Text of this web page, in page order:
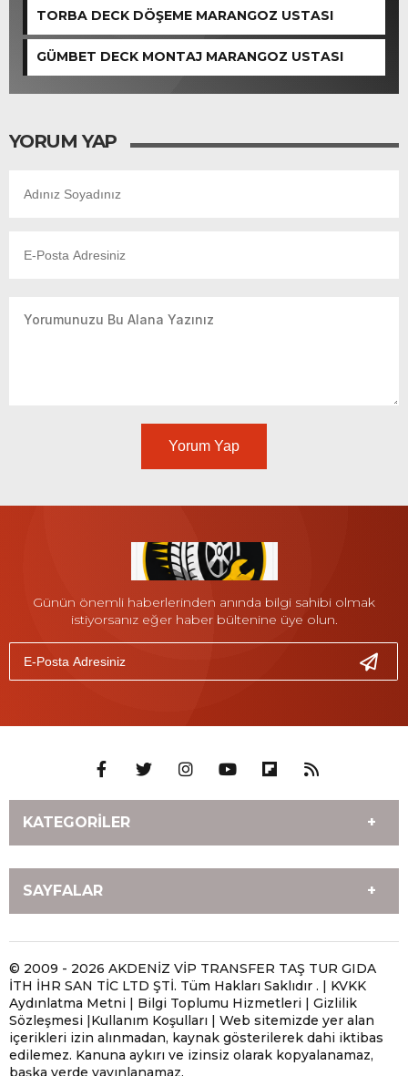
TORBA DECK DÖŞEME MARANGOZ USTASI
GÜMBET DECK MONTAJ MARANGOZ USTASI
YORUM YAP
Yorum Yap
Günün önemli haberlerinden anında bilgi sahibi olmak
istiyorsanız eğer haber bültenine üye olun.
KATEGORİLER
HİZMETLERİMİZ
ANTALYA MOBİL LASTİKÇİ
İLETİŞİM
Değişimi
Antalya Oto ve Motosiklet
Lastik Yol Yardım
Antalya Gezici Lastikçi |
Mobil Lastik Servisi
Ayağınıza Gelsin
Antalya En Yakın Lastikçi |
Size En Yakın Mobil Lastik
Servisi
Antalya Hava Kaçıran
Lastik Tamiri | Mobil
SAYFALAR
Antalya Çivi Batan Lastik
Tamiri | Mobil Lastikçi ile
Yerinde Onarım
Antalya Patlak Lastik
Tamiri | Mobil Lastik
Tamir Hizmeti
Antalya Acil Lastikçi |
Yerinde Mobil Lastik
Antalya 7/24 Mobil
Lastikçi | Acil Yol Yardım
© 2009 - 2026 AKDENİZ VİP TRANSFER TAŞ TUR GIDA
İTH İHR SAN TİC LTD ŞTİ. Tüm Hakları Saklıdır . | KVKK
Aydınlatma Metni | Bilgi Toplumu Hizmetleri | Gizlilik
Sözleşmesi |Kullanım Koşulları | Web sitemizde yer alan
içerikleri izin alınmadan, kaynak gösterilerek dahi iktibas
edilemez. Kanuna aykırı ve izinsiz olarak kopyalanamaz,
başka yerde yayınlanamaz.